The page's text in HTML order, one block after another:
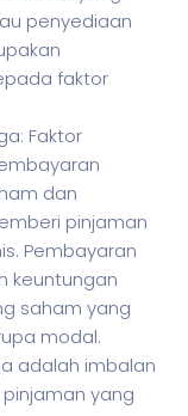
penyediaan
faktor
Faktor
dan
pinjaman
Pembayaran
keuntungan
saham yang
modal.
adalah imbalan
yang